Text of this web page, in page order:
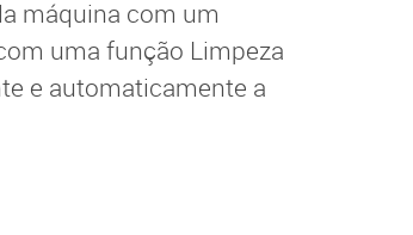
máquina com um
uma função Limpeza
e automaticamente a